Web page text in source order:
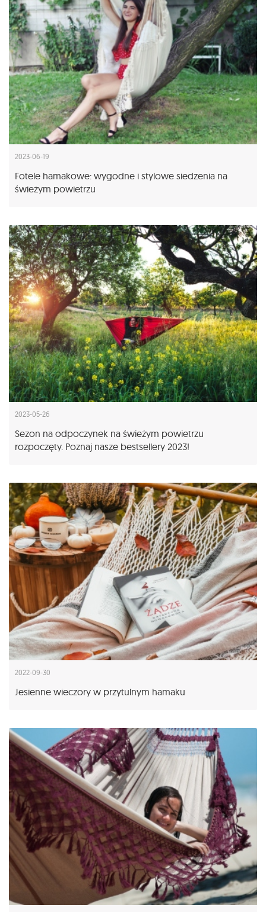
2023-06-19
Fotele hamakowe: wygodne i stylowe siedzenia na
świeżym powietrzu
2023-05-26
Sezon na odpoczynek na świeżym powietrzu
rozpoczęty. Poznaj nasze bestsellery 2023!
2022-09-30
Jesienne wieczory w przytulnym hamaku